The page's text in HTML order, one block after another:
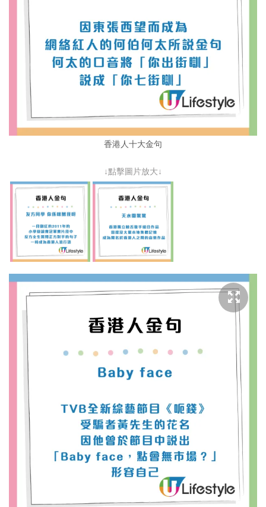
香港人十大金句
↓點擊圖片放大↓